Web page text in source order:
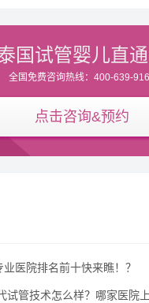
国试管婴儿直
全国免费咨询热线：400-639-
点击咨询&预约
医院排名前十快来瞧！？
试管技术怎么样？哪家医院上